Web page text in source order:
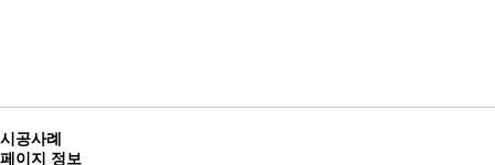
시공사례
페이지 정보